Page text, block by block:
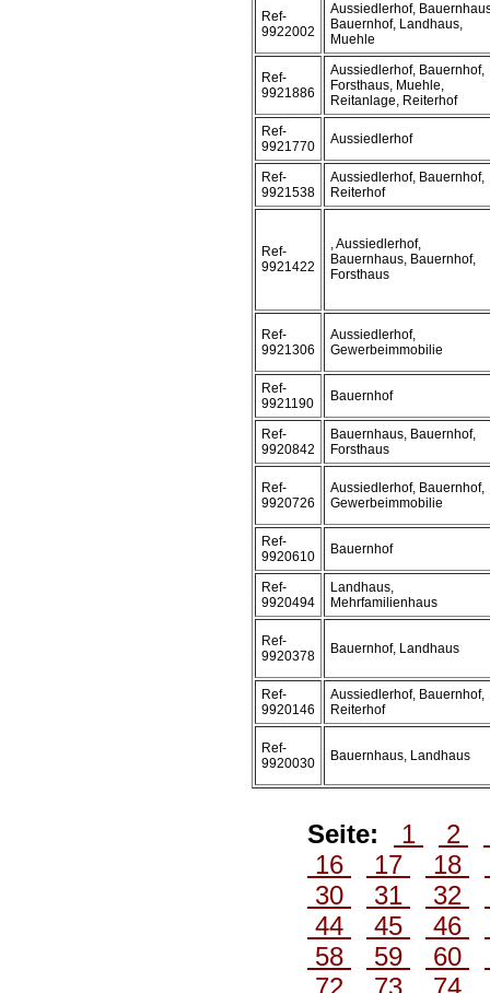
Ref-
9922002
Aussiedlerhof,
Bauernhof, Landhaus,
Muehle
Ref-
9921886
Aussiedlerhof, Bauernhof,
Forsthaus, Muehle,
Reitanlage, Reiterhof
Ref-
9921770
Aussiedlerhof
Ref-
9921538
Aussiedlerhof, Bauernhof,
Reiterhof
Ref-
9921422
, Aussiedlerhof,
Bauernhaus, Bauernhof,
Forsthaus
Ref-
9921306
Aussiedlerhof,
Gewerbeimmobilie
Ref-
9921190
Bauernhof
Ref-
9920842
Bauernhaus, Bauernhof,
Forsthaus
Ref-
9920726
Aussiedlerhof, Bauernhof,
Gewerbeimmobilie
Ref-
9920610
Bauernhof
Ref-
9920494
Landhaus,
Mehrfamilienhaus
Ref-
9920378
Bauernhof, Landhaus
Ref-
9920146
Aussiedlerhof, Bauernhof,
Reiterhof
Ref-
9920030
Bauernhaus, Landhaus
Seite: 1 2
16
17 18
30
31 32
44
45 46
58
59 60
72
73 74